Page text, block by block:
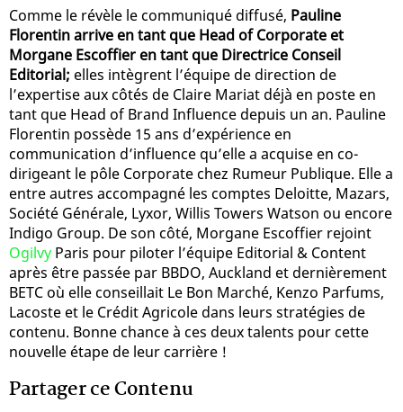
Comme le révèle le communiqué diffusé, Pauline
Florentin arrive en tant que Head of Corporate et
Morgane Escoffier en tant que Directrice Conseil
Editorial; elles intègrent l’équipe de direction de
l’expertise aux côtés de Claire Mariat déjà en poste en
tant que Head of Brand Influence depuis un an. Pauline
Florentin possède 15 ans d’expérience en
communication d’influence qu’elle a acquise en co-
dirigeant le pôle Corporate chez Rumeur Publique. Elle a
entre autres accompagné les comptes Deloitte, Mazars,
Société Générale, Lyxor, Willis Towers Watson ou encore
Indigo Group. De son côté, Morgane Escoffier rejoint
Ogilvy Paris pour piloter l’équipe Editorial & Content
après être passée par BBDO, Auckland et dernièrement
BETC où elle conseillait Le Bon Marché, Kenzo Parfums,
Lacoste et le Crédit Agricole dans leurs stratégies de
contenu. Bonne chance à ces deux talents pour cette
nouvelle étape de leur carrière !
Partager ce Contenu